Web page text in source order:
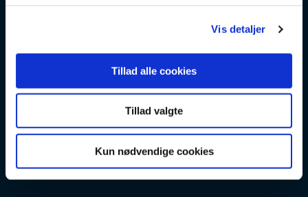
Vis detaljer
Tillad alle cookies
Tillad valgte
Kun nødvendige cookies